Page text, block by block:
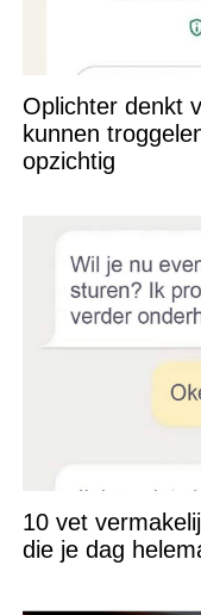
Oplichter denkt
kunnen
opzichtig
10 vet
die je dag